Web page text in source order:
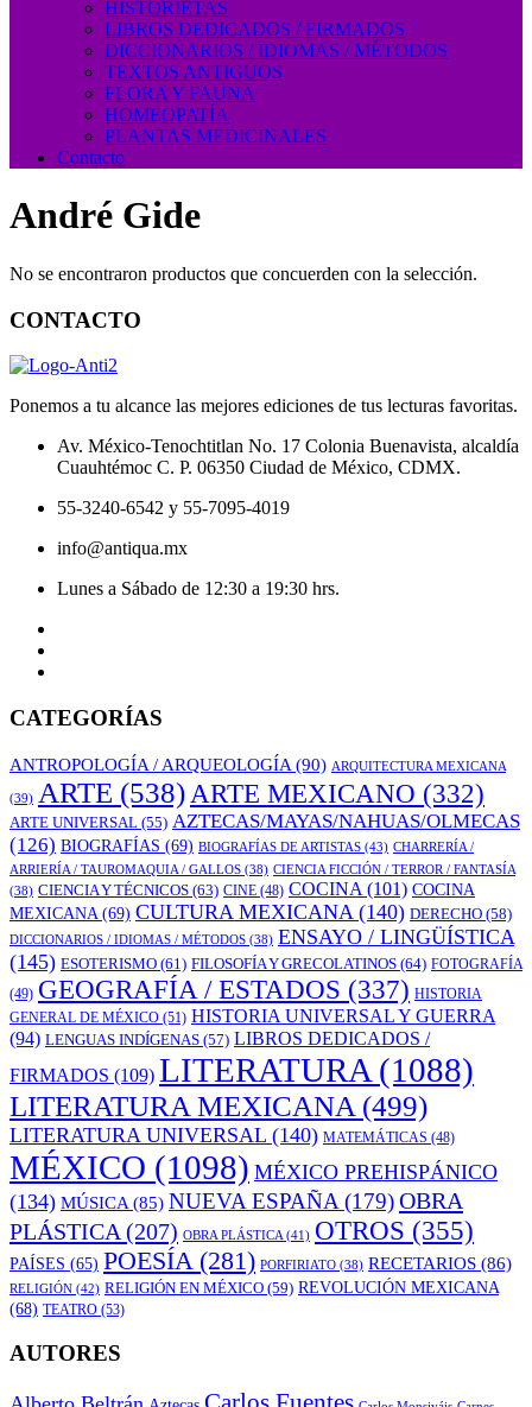
HISTORIETAS
LIBROS DEDICADOS / FIRMADOS
DICCIONARIOS / IDIOMAS / MÉTODOS
TEXTOS ANTIGUOS
FLORA Y FAUNA
HOMEOPATÍA
PLANTAS MEDICINALES
Contacto
André Gide
No se encontraron productos que concuerden con la selección.
CONTACTO
Ponemos a tu alcance las mejores ediciones de tus lecturas favoritas.
Av. México-Tenochtitlan No. 17 Colonia Buenavista, alcaldía
Cuauhtémoc C. P. 06350 Ciudad de México, CDMX.
55-3240-6542 y 55-7095-4019
info@antiqua.mx
Lunes a Sábado de 12:30 a 19:30 hrs.
CATEGORÍAS
ANTROPOLOGÍA / ARQUEOLOGÍA (90) ARQUITECTURA MEXICANA
(39) ARTE (538) ARTE MEXICANO (332)
ARTE UNIVERSAL (55) AZTECAS/MAYAS/NAHUAS/OLMECAS
(126) BIOGRAFÍAS (69) BIOGRAFÍAS DE ARTISTAS (43) CHARRERÍA /
ARRIERÍA / TAUROMAQUIA / GALLOS (38) CIENCIA FICCIÓN / TERROR / FANTASÍA
(38) CIENCIA Y TÉCNICOS (63) CINE (48) COCINA (101) COCINA
MEXICANA (69) CULTURA MEXICANA (140) DERECHO (58)
DICCIONARIOS / IDIOMAS / MÉTODOS (38) ENSAYO / LINGÜÍSTICA
(145) ESOTERISMO (61) FILOSOFÍA Y GRECOLATINOS (64) FOTOGRAFÍA
(49) GEOGRAFÍA / ESTADOS (337) HISTORIA
GENERAL DE MÉXICO (51) HISTORIA UNIVERSAL Y GUERRA
(94) LENGUAS INDÍGENAS (57) LIBROS DEDICADOS /
FIRMADOS (109) LITERATURA (1088)
LITERATURA MEXICANA (499)
LITERATURA UNIVERSAL (140) MATEMÁTICAS (48)
MÉXICO (1098) MÉXICO PREHISPÁNICO
(134) MÚSICA (85) NUEVA ESPAÑA (179)OBRA
PLÁSTICA (207) OBRA PLÁSTICA (41) OTROS (355)
PAÍSES (65) POESÍA (281) PORFIRIATO (38) RECETARIOS (86)
RELIGIÓN (42) RELIGIÓN EN MÉXICO (59) REVOLUCIÓN MEXICANA
(68) TEATRO (53)
AUTORES